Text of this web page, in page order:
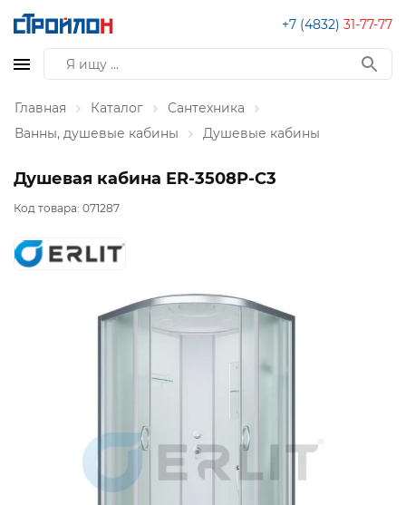
+7 (4832) 31-77-77
Главная Каталог
Сантехника
Ванны, душевые кабины
Душевые кабины
Душевая кабина ER-3508P-C3
Код товара: 071287